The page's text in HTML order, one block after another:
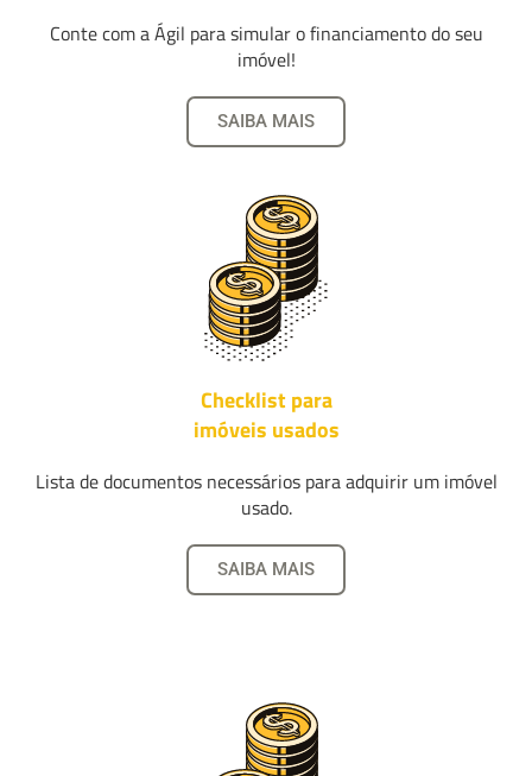
Conte com a Ágil para simular o financiamento do seu
imóvel!
SAIBA MAIS
Checklist para
imóveis usados
Lista de documentos necessários para adquirir um imóvel
usado.
SAIBA MAIS